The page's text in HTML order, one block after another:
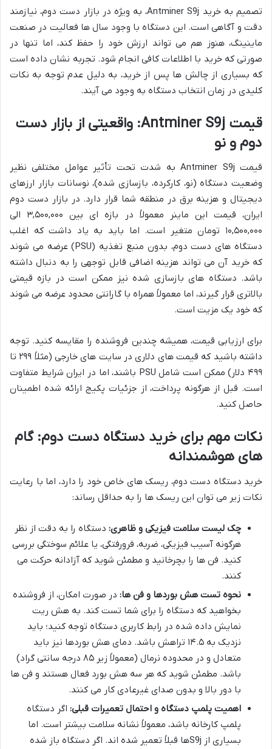
تصمیم به خرید Antminer S9j، به ویژه در بازار دست دوم، نیازمند
دقت و آگاهی است. این دستگاه با وجود سال ها فعالیت در صنعت
ماینینگ، هنوز هم می تواند ارزش خود را حفظ کند، اما تنها در
صورتی که خرید با اطلاعات کافی انجام شود. تجربه نشان داده است
که بسیاری از چالش ها پس از خرید، به دلیل عدم توجه به نکات
کلیدی در زمان انتخاب دستگاه به وجود می آیند.
قیمت Antminer S9j: واقعیتی از بازار دست
دوم و نو
قیمت Antminer S9j به شدت تحت تأثیر عوامل مختلفی نظیر
وضعیت دستگاه (نو، کارکرده، بازسازی شده)، نوسانات بازار ارزهای
دیجیتال و هزینه برق در منطقه شما قرار دارد. در بازار دست دوم
ایران، قیمت این ماینر معمولاً در بازه ای بین ۳,۵۰۰,۰۰۰ الی
۱۰,۵۰۰,۰۰۰ تومان متغیر است. اما باید به یاد داشت که اغلب
دستگاه های دست دوم، بدون منبع تغذیه (PSU) عرضه می شوند
که خرید آن می تواند هزینه اضافی قابل توجهی را به دنبال داشته
باشد. دستگاه های بازسازی شده نیز ممکن است در بازه قیمتی
بالاتری قرار گیرند، اما معمولاً همراه با گارانتی محدود عرضه می شوند
که خود یک مزیت است.
برای ارزیابی قیمت، همیشه چندین فروشنده را مقایسه کنید. توجه
داشته باشید که قیمت های دلاری در سایت های خارجی (مثلاً ۲۹۹ تا
۴۹۹ دلار) ممکن است شامل PSU باشند، اما در ایران شرایط متفاوت
است. قبل از هرگونه پرداخت، از جزئیات پکیج ارائه شده اطمینان
حاصل کنید.
نکات مهم برای خرید دستگاه دست دوم: گام
های هوشمندانه
خرید دستگاه دست دوم، ریسک های خاص خود را دارد، اما با رعایت
نکات زیر می توان این ریسک ها را به حداقل رساند:
چک لیست سلامت فیزیکی و ظاهری: دستگاه را به دقت از نظر
هرگونه آسیب فیزیکی، ضربه، فرورفتگی، یا علائم سوختگی بررسی
کنید. فن ها را بچرخانید و مطمئن شوید که آزادانه حرکت می
کنند.
نحوه تست هش بوردها و فن ها: در صورت امکان، از فروشنده
بخواهید که دستگاه را برای شما تست کند. به هش ریت
نمایش داده شده در رابط کاربری دستگاه توجه کنید؛ باید
نزدیک به ۱۴.۵ تراهش باشد. دمای هش بوردها نیز باید
متعادل و در محدوده نرمال (معمولاً زیر ۸۵ درجه سانتی گراد)
باشد. مطمئن شوید که هر سه هش بورد فعال هستند و فن ها
با دور بالا و بدون صدای غیرعادی کار می کنند.
اهمیت پلمپ دستگاه و احتمال تعمیرات قبلی: اگر دستگاه
پلمپ کارخانه باشد، معمولاً نشانه سلامت بیشتر است. اما
بسیاری از S9jها قبلاً تعمیر شده اند. اگر دستگاه باز شده